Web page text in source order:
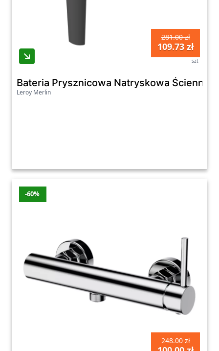
281.00 zł
109.73 zł
szt
Bateria Prysznicowa Natryskowa Ścienna
Leroy Merlin
-60%
248.00 zł